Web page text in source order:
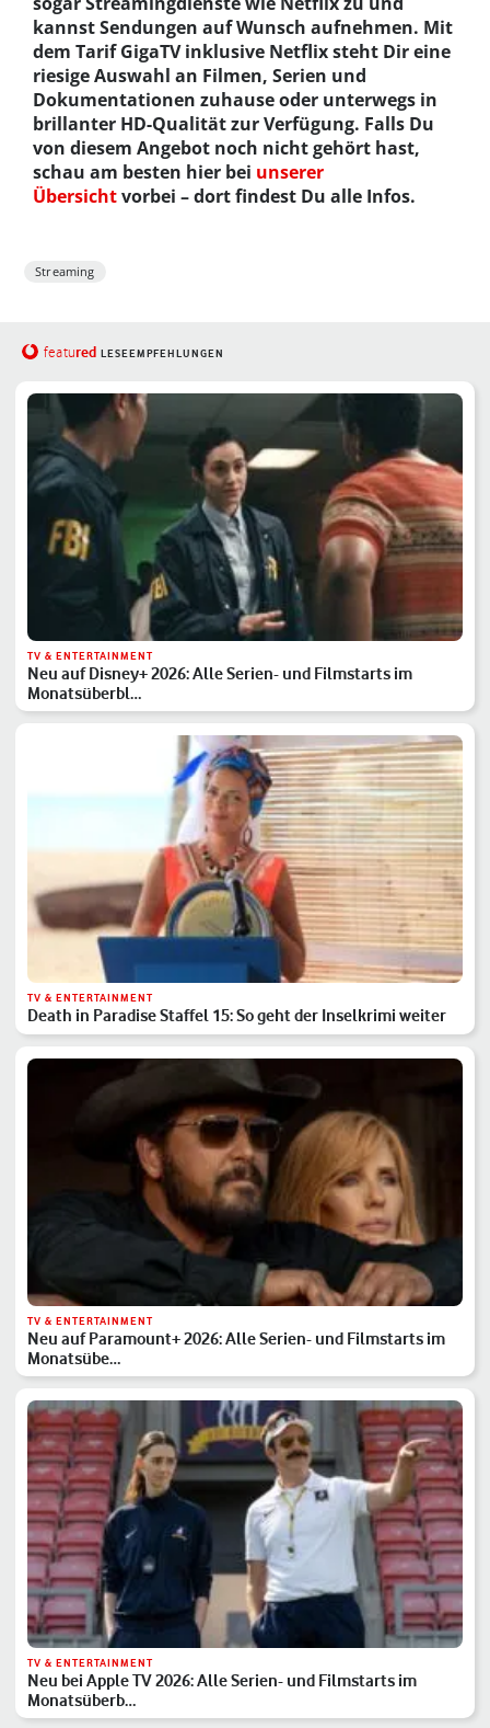
kannst Sendungen auf Wunsch aufnehmen. Mit
dem Tarif GigaTV inklusive Netflix steht Dir eine
riesige Auswahl an Filmen, Serien und
Dokumentationen zuhause oder unterwegs in
brillanter HD-Qualität zur Verfügung. Falls Du
von diesem Angebot noch nicht gehört hast,
schau am besten hier bei unserer
Übersichtvorbei – dort findest Du alle Infos.
Streaming
featured LESEEMPFEHLUNGEN
TV & ENTERTAINMENT
Neu auf Disney+ 2026: Alle Serien- und Filmstarts im
Monatsüberbl…
TV & ENTERTAINMENT
Death in Paradise Staffel 15: So geht der Inselkrimi weiter
TV & ENTERTAINMENT
Neu auf Paramount+ 2026: Alle Serien- und Filmstarts im
Monatsübe…
TV & ENTERTAINMENT
Neu bei Apple TV 2026: Alle Serien- und Filmstarts im
Monatsüberb…